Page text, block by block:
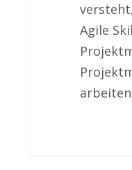
Agile